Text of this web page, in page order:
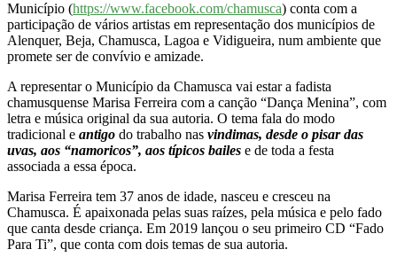
Município (https://www.facebook.com/chamusca) conta com a
participação de vários artistas em representação dos municípios de
Alenquer, Beja, Chamusca, Lagoa e Vidigueira, num ambiente que
promete ser de convívio e amizade.
A representar o Município da Chamusca vai estar a fadista
chamusquense Marisa Ferreira com a canção “Dança Menina”, com
letra e música original da sua autoria. O tema fala do modo
tradicional e antigo do trabalho nas vindimas, desde o pisar das
uvas, aos “namoricos”, aos típicos bailes e de toda a festa
associada a essa época.
Marisa Ferreira tem 37 anos de idade, nasceu e cresceu na
Chamusca. É apaixonada pelas suas raízes, pela música e pelo fado
que canta desde criança. Em 2019 lançou o seu primeiro CD “Fado
Para Ti”, que conta com dois temas de sua autoria.